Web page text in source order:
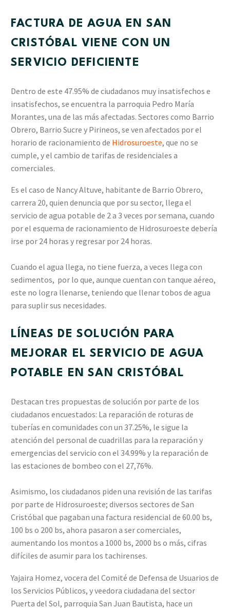
FACTURA DE AGUA EN SAN
CRISTÓBAL VIENE CON UN
SERVICIO DEFICIENTE
Dentro de este 47.95% de ciudadanos muy insatisfechos e
insatisfechos, se encuentra la parroquia Pedro María
Morantes, una de las más afectadas. Sectores como Barrio
Obrero, Barrio Sucre y Pirineos, se ven afectados por el
horario de racionamiento de Hidrosuroeste, que no se
cumple, y el cambio de tarifas de residenciales a
comerciales.
Es el caso de Nancy Altuve, habitante de Barrio Obrero,
carrera 20, quien denuncia que por su sector, llega el
servicio de agua potable de 2 a 3 veces por semana, cuando
por el esquema de racionamiento de Hidrosuroeste debería
irse por 24 horas y regresar por 24 horas.
Cuando el agua llega, no tiene fuerza, a veces llega con
sedimentos, por lo que, aunque cuentan con tanque aéreo,
este no logra llenarse, teniendo que llenar tobos de agua
para suplir sus necesidades.
LÍNEAS DE SOLUCIÓN PARA
MEJORAR EL SERVICIO DE AGUA
POTABLE EN SAN CRISTÓBAL
Destacan tres propuestas de solución por parte de los
ciudadanos encuestados: La reparación de roturas de
tuberías en comunidades con un 37.25%, le sigue la
atención del personal de cuadrillas para la reparación y
emergencias del servicio con el 34.99% y la reparación de
las estaciones de bombeo con el 27,76%.
Asimismo, los ciudadanos piden una revisión de las tarifas
por parte de Hidrosuroeste; diversos sectores de San
Cristóbal que pagaban una factura residencial de 60.00 bs,
100 bs o 200 bs, ahora pasaron a ser comerciales,
aumentando los montos a 1000 bs, 2000 bs o más, cifras
difíciles de asumir para los tachirenses.
Yajaira Homez, vocera del Comité de Defensa de Usuarios de
los Servicios Públicos, y veedora ciudadana del sector
Puerta del Sol, parroquia San Juan Bautista, hace un